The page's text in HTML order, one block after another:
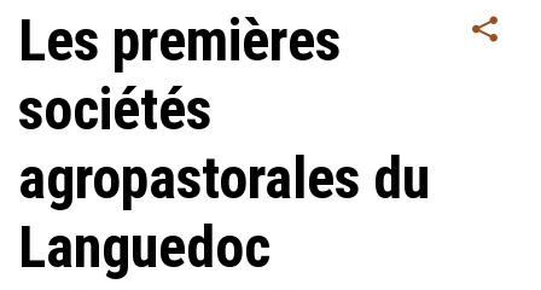
Les premières
sociétés
agropastorales du
Languedoc